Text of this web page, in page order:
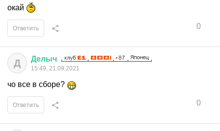
окай
0
Ответить
Д Делыч
15:49, 21.09.2021
чо все в сборе?
0
Ответить